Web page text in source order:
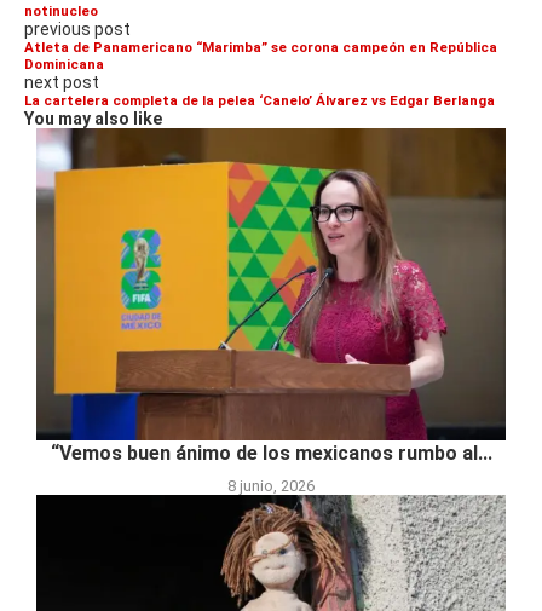
notinucleo
previous post
Atleta de Panamericano “Marimba” se corona campeón en República
Dominicana
next post
La cartelera completa de la pelea ‘Canelo’ Álvarez vs Edgar Berlanga
You may also like
“Vemos buen ánimo de los mexicanos rumbo al...
8 junio, 2026